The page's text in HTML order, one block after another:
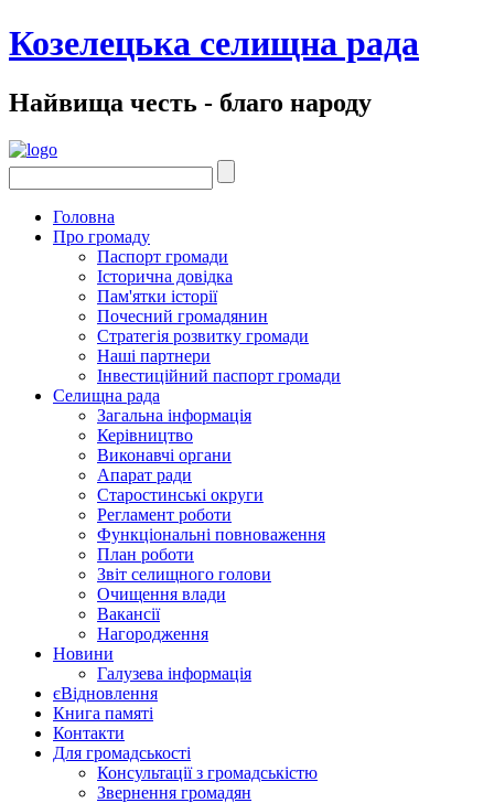
Козелецька селищна рада
Найвища честь - благо народу
Головна
Про громаду
Паспорт громади
Історична довідка
Пам'ятки історії
Почесний громадянин
Стратегія розвитку громади
Наші партнери
Інвестиційний паспорт громади
Селищна рада
Загальна інформація
Керівництво
Виконавчі органи
Апарат ради
Старостинські округи
Регламент роботи
Функціональні повноваження
План роботи
Звіт селищного голови
Очищення влади
Вакансії
Нагородження
Новини
Галузева інформація
єВідновлення
Книга памяті
Контакти
Для громадськості
Консультації з громадськістю
Звернення громадян